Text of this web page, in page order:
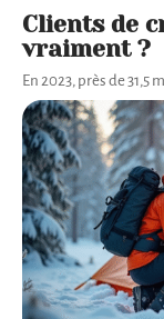
Clients de
vraiment ?
En 2023, près de